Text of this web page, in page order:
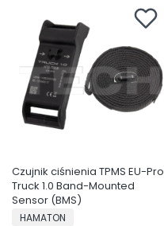
Czujnik ciśnienia TPMS EU-Pro
Truck 1.0 Band-Mounted
Sensor (BMS)
PRODUCENT
HAMATON